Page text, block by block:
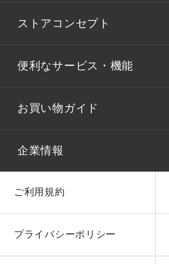
ストアコンセプト
便利なサービス・機能
お買い物ガイド
企業情報
ご利用規約
プライバシーポリシー